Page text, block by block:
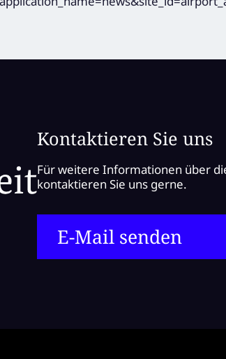
Kontaktieren Sie uns
Für weitere Informationen über
kontaktieren Sie uns gerne.
E-Mail senden